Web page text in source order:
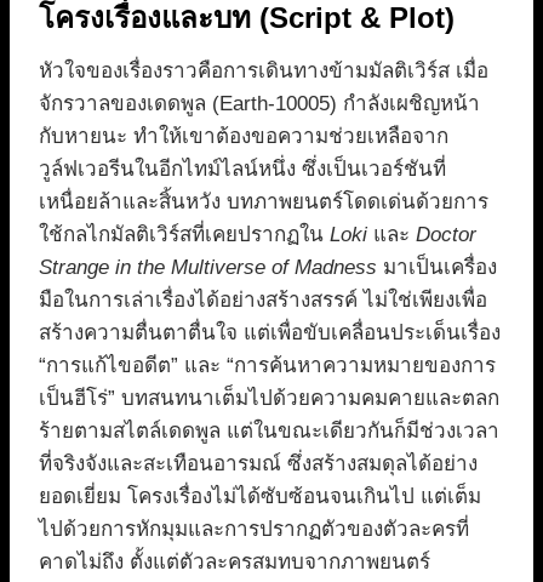
โครงเรื่องและบท (Script & Plot)
หัวใจของเรื่องราวคือการเดินทางข้ามมัลติเวิร์ส เมื่อ
จักรวาลของเดดพูล (Earth-10005) กำลังเผชิญหน้า
กับหายนะ ทำให้เขาต้องขอความช่วยเหลือจาก
วูล์ฟเวอรีนในอีกไทม์ไลน์หนึ่ง ซึ่งเป็นเวอร์ชันที่
เหนื่อยล้าและสิ้นหวัง บทภาพยนตร์โดดเด่นด้วยการ
ใช้กลไกมัลติเวิร์สที่เคยปรากฏใน Loki และ Doctor
Strange in the Multiverse of Madness มาเป็นเครื่อง
มือในการเล่าเรื่องได้อย่างสร้างสรรค์ ไม่ใช่เพียงเพื่อ
สร้างความตื่นตาตื่นใจ แต่เพื่อขับเคลื่อนประเด็นเรื่อง
“การแก้ไขอดีต” และ “การค้นหาความหมายของการ
เป็นฮีโร่” บทสนทนาเต็มไปด้วยความคมคายและตลก
ร้ายตามสไตล์เดดพูล แต่ในขณะเดียวกันก็มีช่วงเวลา
ที่จริงจังและสะเทือนอารมณ์ ซึ่งสร้างสมดุลได้อย่าง
ยอดเยี่ยม โครงเรื่องไม่ได้ซับซ้อนจนเกินไป แต่เต็ม
ไปด้วยการหักมุมและการปรากฏตัวของตัวละครที่
คาดไม่ถึง ตั้งแต่ตัวละครสมทบจากภาพยนตร์